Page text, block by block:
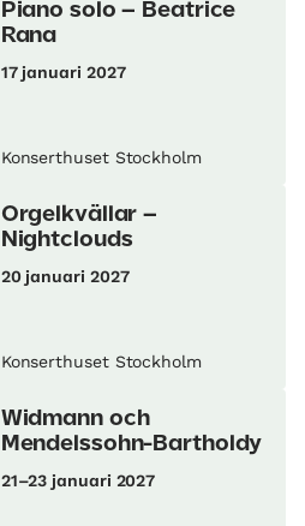
Piano solo – Beatrice
Rana
17 januari 2027
Konserthuset Stockholm
Orgelkvällar –
Nightclouds
20 januari 2027
Konserthuset Stockholm
Widmann och
Mendelssohn-Bartholdy
21–23 januari 2027